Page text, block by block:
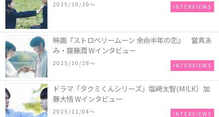
2025/10/30〜 INTERVIEWS
映画『ストロベリームーン 余命半年の恋』 當真あ
み・齋藤潤 Wインタビュー
2025/10/28〜 INTERVIEWS
ドラマ「タクミくんシリーズ」塩﨑太智(M!LK）加
藤大悟 Wインタビュー
2025/11/04〜 INTERVIEWS